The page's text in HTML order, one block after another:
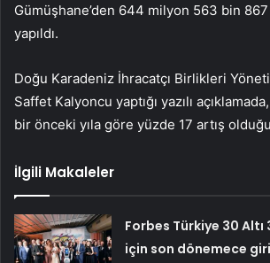
Gümüşhane’den 644 milyon 563 bin
yapıldı.
Doğu Karadeniz İhracatçı Birlikleri
Saffet Kalyoncu yaptığı yazılı
bir önceki yıla göre yüzde 17 artış
İlgili Makaleler
Forbes Türkiye 30 Altı
için son dönemece